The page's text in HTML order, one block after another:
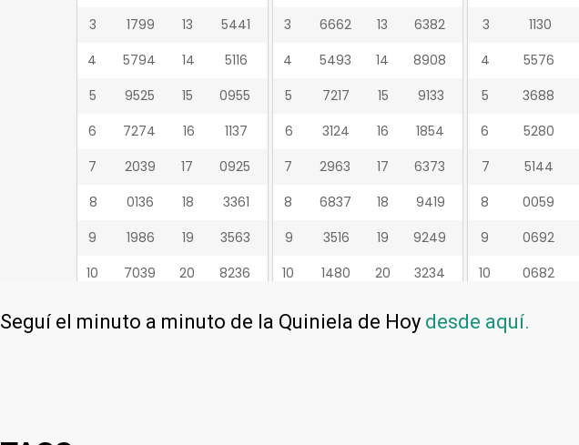
Seguí el minuto a minuto de la Quiniela de Hoy desde aquí.